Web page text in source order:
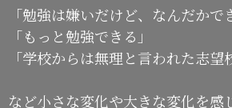
「勉強は嫌いだけど、なんだかで
「もっと勉強できる」
「学校からは無理と言われた志望
など小さな変化や大きな変化を感